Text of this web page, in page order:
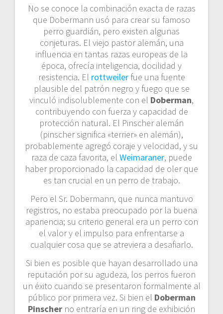
No se conoce la combinación exacta de razas
que Dobermann usó para crear su famoso
perro guardián, pero existen algunas
conjeturas. El viejo pastor alemán, una
influencia en tantas razas europeas de la
época, ofrecía inteligencia, docilidad y
resistencia. El rottweilerfue una fuente
plausible del patrón negro y fuego que se
vinculó indisolublemente con el Doberman,
contribuyendo con fuerza y ​​capacidad de
protección natural. El Pinscher alemán
(pinscher significa «terrier» en alemán),
probablemente agregó coraje y velocidad, y su
raza de caza favorita, el Weimaraner, puede
haber proporcionado la capacidad de oler que
es tan crucial en un perro de trabajo.
Pero el Sr. Dobermann, que nunca mantuvo
registros, no estaba preocupado por la buena
apariencia; su criterio general era un perro con
el valor y el impulso para enfrentarse a
cualquier cosa que se atreviera a desafiarlo.
Si bien es posible que hayan desarrollado una
reputación por su agudeza, los perros fueron
un éxito cuando se presentaron formalmente al
público por primera vez. Si bien el Doberman
Pinscher no entraría en un ring de exhibición